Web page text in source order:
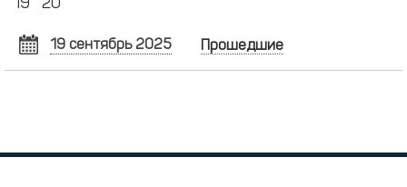
19 20
19 сентябрь 2025
СЕНТЯБРЬ 2025
8 9 10 11 12 13 14
Прошедшие